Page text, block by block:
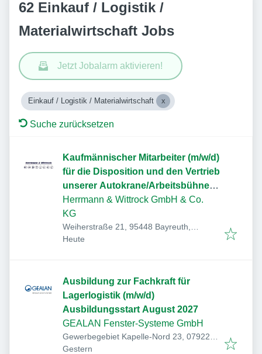
62 Einkauf / Logistik /
Materialwirtschaft Jobs
Jetzt Jobalarm aktivieren!
Einkauf / Logistik / Materialwirtschaft
Suche zurücksetzen
Kaufmännischer Mitarbeiter (m/w/d)
für die Disposition und den Vertrieb
unserer Autokrane/Arbeitsbühnen
Niederlassung Bayreuth
Herrmann & Wittrock GmbH & Co.
KG
Weiherstraße 21, 95448 Bayreuth,
Deutschland
Veröffentlicht
Heute
Ausbildung zur Fachkraft für
Lagerlogistik (m/w/d)
Ausbildungsstart August 2027
GEALAN Fenster-Systeme GmbH
Gewerbegebiet Kapelle-Nord 23, 07922
Tanna, Deutschland
Veröffentlicht
Gestern